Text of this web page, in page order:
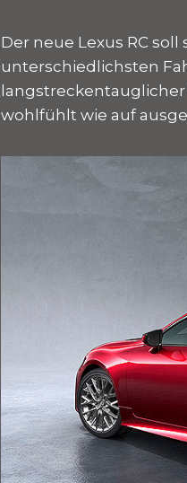
Der neue Lexus RC
unterschiedlichsten
wohlfühlt wie auf